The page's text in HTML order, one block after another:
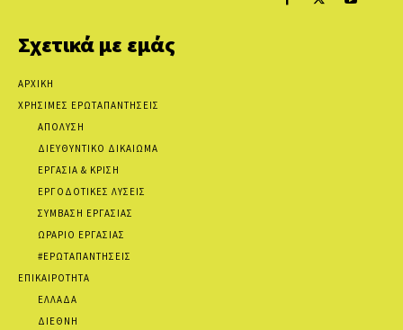
Σχετικά με εμάς
ΑΡΧΙΚΗ
ΧΡΗΣΙΜΕΣ ΕΡΩΤΑΠΑΝΤΗΣΕΙΣ
ΑΠΟΛΥΣΗ
ΔΙΕΥΘΥΝΤΙΚΟ ΔΙΚΑΙΩΜΑ
ΕΡΓΑΣΙΑ & ΚΡΙΣΗ
ΕΡΓΟΔΟΤΙΚΕΣ ΛΥΣΕΙΣ
ΣΥΜΒΑΣΗ ΕΡΓΑΣΙΑΣ
ΩΡΑΡΙΟ ΕΡΓΑΣΙΑΣ
#ΕΡΩΤΑΠΑΝΤΗΣΕΙΣ
ΕΠΙΚΑΙΡΟΤΗΤΑ
ΕΛΛΑΔΑ
ΔΙΕΘΝΗ